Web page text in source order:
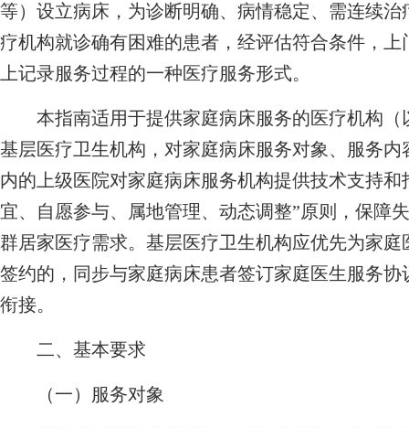
等）设立病床，为诊断明确、病情稳定、需连续
疗机构就诊确有困难的患者，经评估符合条件，
上记录服务过程的一种医疗服务形式。
本指南适用于提供家庭病床服务的医疗机构（
基层医疗卫生机构，对家庭病床服务对象、服务
内的上级医院对家庭病床服务机构提供技术支持
宜、自愿参与、属地管理、动态调整”原则，保障
群居家医疗需求。基层医疗卫生机构应优先为家
签约的，同步与家庭病床患者签订家庭医生服务
衔接。
二、基本要求
（一）服务对象